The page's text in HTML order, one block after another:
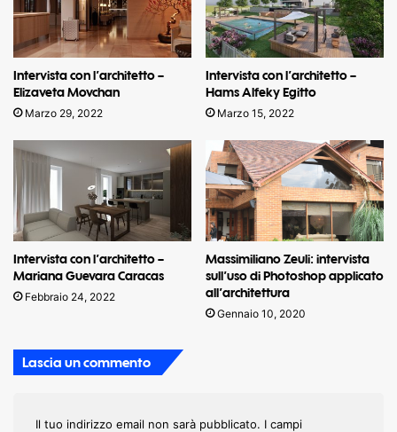
Intervista con l’architetto –
Elizaveta Movchan
Marzo 29, 2022
Intervista con l’architetto –
Hams Alfeky Egitto
Marzo 15, 2022
Intervista con l’architetto –
Mariana Guevara Caracas
Febbraio 24, 2022
Massimiliano Zeuli: intervista
sull’uso di Photoshop applicato
all’architettura
Gennaio 10, 2020
Lascia un commento
Il tuo indirizzo email non sarà pubblicato. I campi